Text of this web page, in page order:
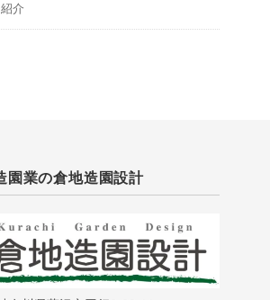
紹介
園業の倉地造園設計